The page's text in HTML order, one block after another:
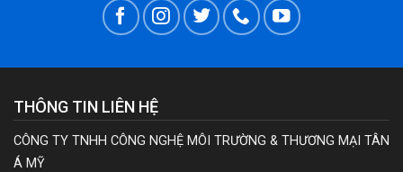
THÔNG TIN LIÊN HỆ
CÔNG TY TNHH CÔNG NGHỆ MÔI TRƯỜNG & THƯƠNG MẠI TÂN
Á MỸ